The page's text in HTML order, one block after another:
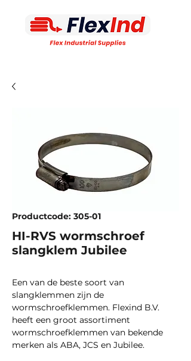
Productcode: 305-01
HI-RVS wormschroef
slangklem Jubilee
Een van de beste soort van
slangklemmen zijn de
wormschroefklemmen. Flexind B.V.
heeft een groot assortiment
wormschroefklemmen van bekende
merken als ABA, JCS en Jubilee.